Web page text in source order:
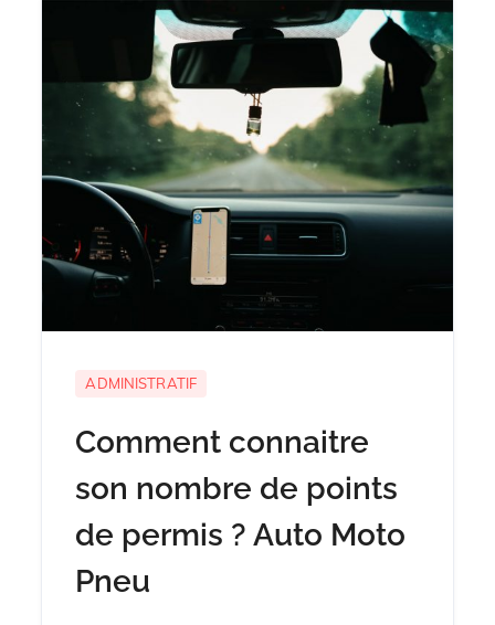
ADMINISTRATIF
Comment connaitre
son nombre de points
de permis ? Auto Moto
Pneu